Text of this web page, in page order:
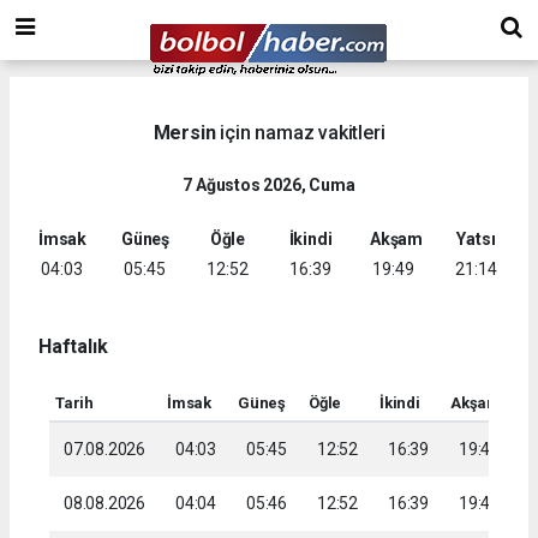
Mersiniçin namaz vakitleri
7 Ağustos 2026, Cuma
İmsak
04:03
Güneş
05:45
Öğle
12:52
İkindi
16:39
Akşam
19:49
Yatsı
21:14
Haftalık
Tarih İmsak Güneş Öğle İkindi Akşam
07.08.2026 04:03 05:45 12:52 16:39 19:49
08.08.2026 04:04 05:46 12:52 16:39 19:48